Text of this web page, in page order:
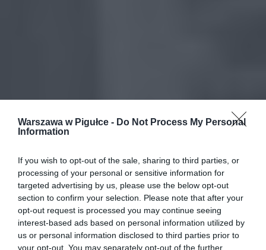
Warszawa w Pigułce - Do Not Process My Personal
Information
If you wish to opt-out of the sale, sharing to third parties, or
processing of your personal or sensitive information for
targeted advertising by us, please use the below opt-out
section to confirm your selection. Please note that after your
opt-out request is processed you may continue seeing
interest-based ads based on personal information utilized by
us or personal information disclosed to third parties prior to
your opt-out. You may separately opt-out of the further